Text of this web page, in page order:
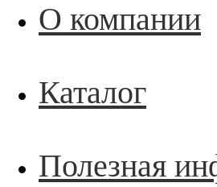
О компании
Каталог
Полезная